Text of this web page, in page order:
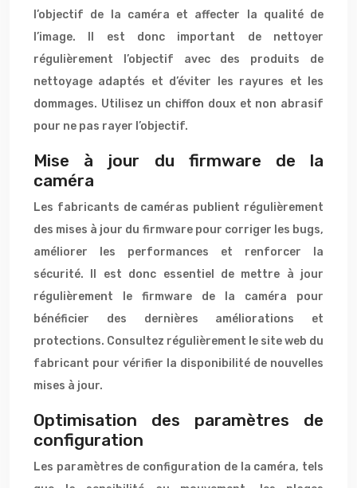
l’objectif de la caméra et affecter la qualité de
l’image. Il est donc important de nettoyer
régulièrement l’objectif avec des produits de
nettoyage adaptés et d’éviter les rayures et les
dommages. Utilisez un chiffon doux et non abrasif
pour ne pas rayer l’objectif.
Mise à jour du firmware de la
caméra
Les fabricants de caméras publient régulièrement
des mises à jour du firmware pour corriger les bugs,
améliorer les performances et renforcer la
sécurité. Il est donc essentiel de mettre à jour
régulièrement le firmware de la caméra pour
bénéficier des dernières améliorations et
protections. Consultez régulièrement le site web du
fabricant pour vérifier la disponibilité de nouvelles
mises à jour.
Optimisation des paramètres de
configuration
Les paramètres de configuration de la caméra, tels